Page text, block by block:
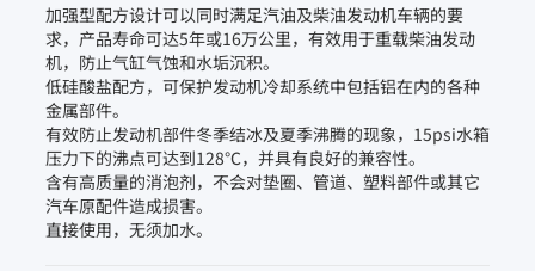
加强型配方设计可以同时满足汽油及柴油发动机车辆的要
求，产品寿命可达5年或16万公里，有效用于重载柴油发动
机，防止气缸气蚀和水垢沉积。
低硅酸盐配方，可保护发动机冷却系统中包括铝在内的各种
金属部件。
有效防止发动机部件冬季结冰及夏季沸腾的现象，15psi水箱
压力下的沸点可达到128℃，并具有良好的兼容性。
含有高质量的消泡剂，不会对垫圈、管道、塑料部件或其它
汽车原配件造成损害。
直接使用，无须加水。